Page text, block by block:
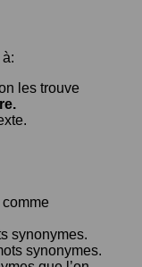
les trouve
synonymes.
synonymes.